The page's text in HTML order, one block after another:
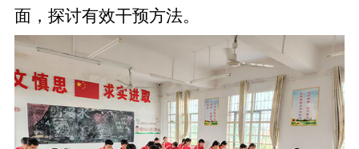
面，探讨有效干预方法。